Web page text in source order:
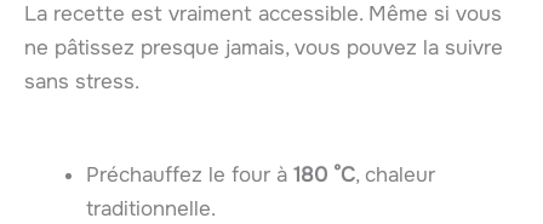
La recette est vraiment accessible. Même si vous
ne pâtissez presque jamais, vous pouvez la suivre
sans stress.
Préchauffez le four à 180 °C, chaleur
traditionnelle.